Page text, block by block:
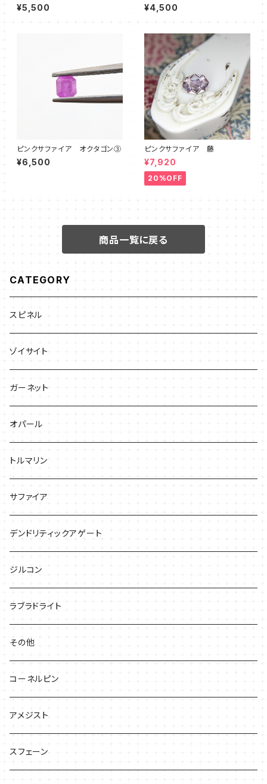
¥5,500 ¥4,500
ピンクサファイア オクタゴン③
¥6,500
ピンクサファイア 藤
¥7,920
20%OFF
商品一覧に戻る
CATEGORY
スピネル
ゾイサイト
ガーネット
オパール
トルマリン
サファイア
デンドリティックアゲート
ジルコン
ラブラドライト
その他
コーネルピン
アメジスト
スフェーン